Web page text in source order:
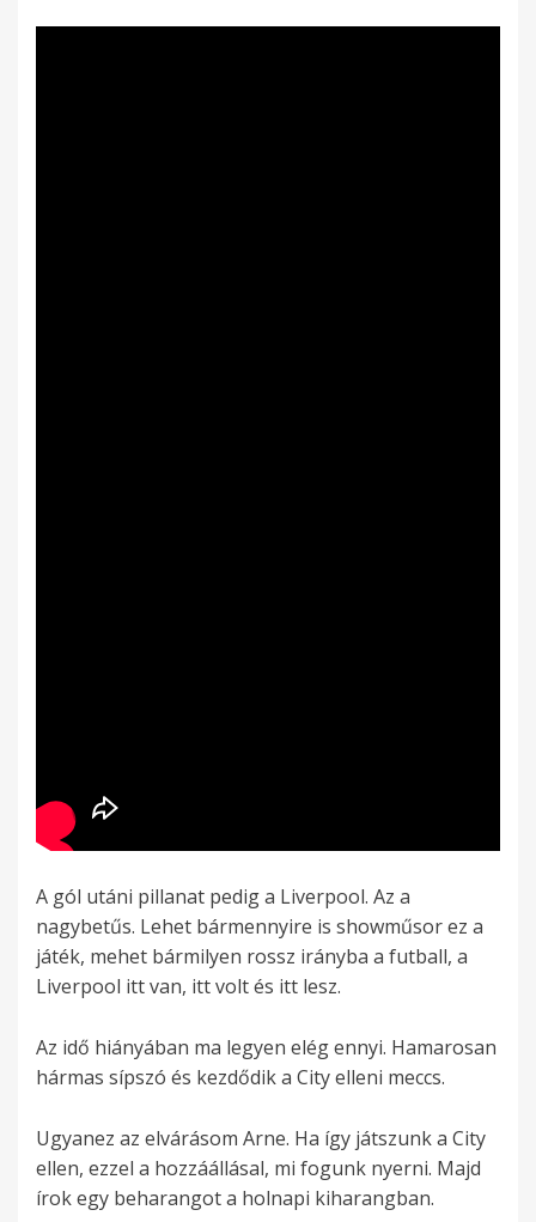
A gól utáni pillanat pedig a Liverpool. Az a
nagybetűs. Lehet bármennyire is showműsor ez a
játék, mehet bármilyen rossz irányba a futball, a
Liverpool itt van, itt volt és itt lesz.
Az idő hiányában ma legyen elég ennyi. Hamarosan
hármas sípszó és kezdődik a City elleni meccs.
Ugyanez az elvárásom Arne. Ha így játszunk a City
ellen, ezzel a hozzáállásal, mi fogunk nyerni. Majd
írok egy beharangot a holnapi kiharangban.